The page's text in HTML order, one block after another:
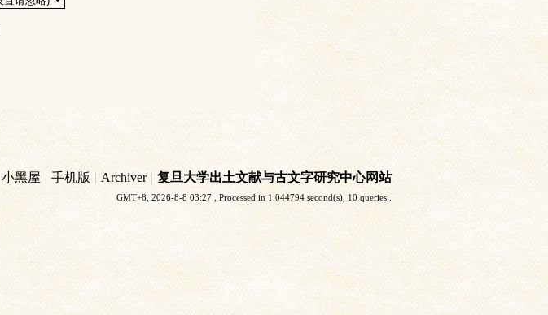
小黑屋 | 手机版 | Archiver | 复旦大学出土文献与古文字研究中心网站
GMT+8, 2026-8-8 03:27 , Processed in 1.044794 second(s), 10 queries .